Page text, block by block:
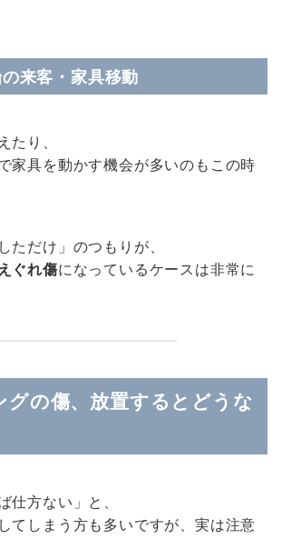
来客・家具移動
たり、
家具を動かす機会が多いのもこの時
ただけ」のつもりが、
ぐれ傷になっているケースは非常に
グの傷、放置するとどうな
仕方ない」と、
てしまう方も多いですが、実は注意